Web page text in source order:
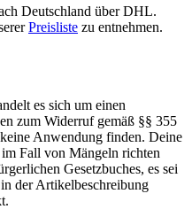
Deutschland über DHL.
Preisliste zu entnehmen.
es sich um einen
zum Widerruf gemäß §§ 355
Anwendung finden. Deine
Fall von Mängeln richten
Gesetzbuches, es sei
der Artikelbeschreibung